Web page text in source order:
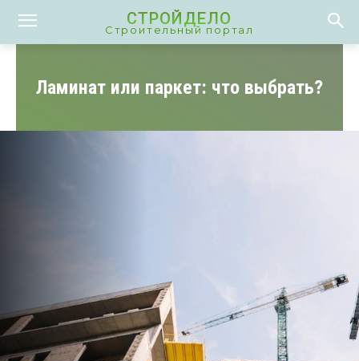
СТРОЙДЕЛО
Строительный портал
Ламинат или паркет: что выбрать?